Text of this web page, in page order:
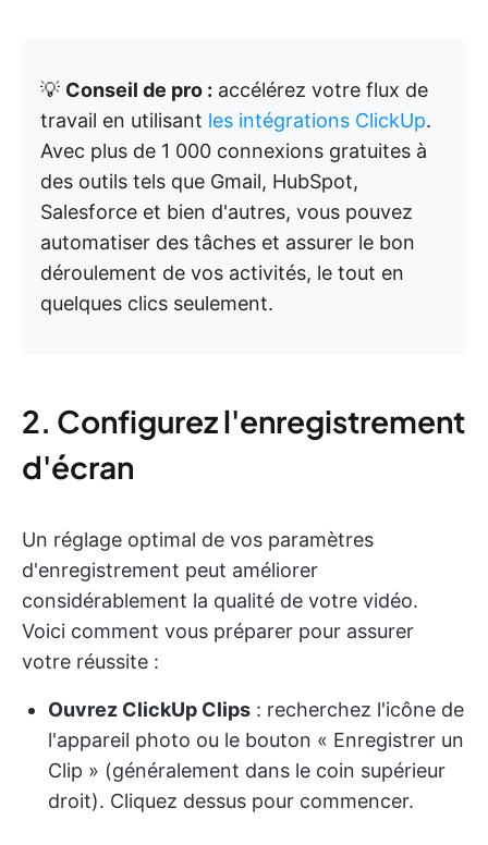
💡 Conseil de pro : accélérez votre flux de
travail en utilisant les intégrations ClickUp.
Avec plus de 1 000 connexions gratuites à
des outils tels que Gmail, HubSpot,
Salesforce et bien d'autres, vous pouvez
automatiser des tâches et assurer le bon
déroulement de vos activités, le tout en
quelques clics seulement.
2. Configurez l'enregistrement
d'écran
Un réglage optimal de vos paramètres
d'enregistrement peut améliorer
considérablement la qualité de votre vidéo.
Voici comment vous préparer pour assurer
votre réussite :
Ouvrez ClickUp Clips : recherchez l'icône de
l'appareil photo ou le bouton « Enregistrer un
Clip » (généralement dans le coin supérieur
droit). Cliquez dessus pour commencer.